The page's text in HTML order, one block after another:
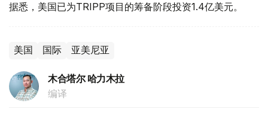
据悉，美国已为TRIPP项目的筹备阶段投资1.4亿美元。
美国 国际 亚美尼亚
木合塔尔 哈力木拉
编译